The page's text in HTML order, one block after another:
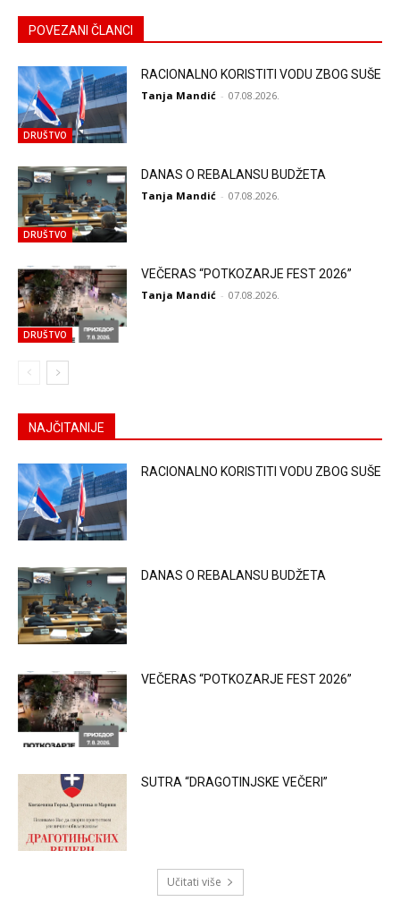
POVEZANI ČLANCI
DRUŠTVO
RACIONALNO KORISTITI VODU ZBOG SUŠE
Tanja Mandić - 07.08.2026.
DRUŠTVO
DANAS O REBALANSU BUDŽETA
Tanja Mandić - 07.08.2026.
DRUŠTVO
VEČERAS “POTKOZARJE FEST 2026”
Tanja Mandić - 07.08.2026.
NAJČITANIJE
RACIONALNO KORISTITI VODU ZBOG SUŠE
DANAS O REBALANSU BUDŽETA
VEČERAS “POTKOZARJE FEST 2026”
SUTRA “DRAGOTINJSKE VEČERI”
Učitati više